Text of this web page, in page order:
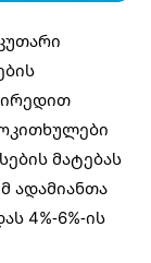
მატებას
ადამიანთა
4%-6%-ის